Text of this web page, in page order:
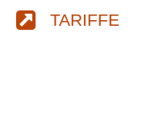
TARIFFE